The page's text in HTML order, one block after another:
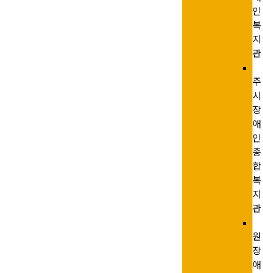
인
복
지
관
주
시
장
애
인
종
합
복
지
관
원
장
애